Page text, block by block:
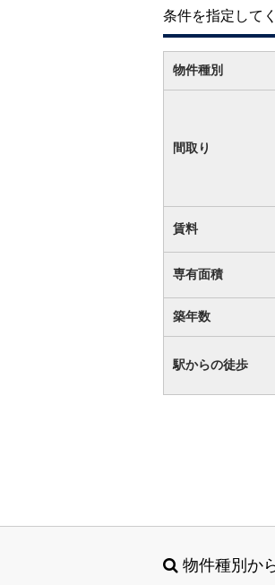
条件を指定して
物件種別
間取り
賃料
専有面積
築年数
駅からの徒歩
物件種別か